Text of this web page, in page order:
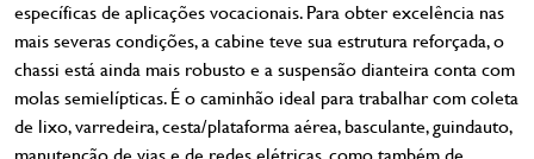
específicas de aplicações vocacionais. Para obter excelência nas
mais severas condições, a cabine teve sua estrutura reforçada, o
chassi está ainda mais robusto e a suspensão dianteira conta com
molas semielípticas. É o caminhão ideal para trabalhar com coleta
de lixo, varredeira, cesta/plataforma aérea, basculante, guindauto,